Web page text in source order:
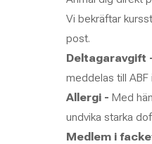
Vi bekräftar
post.
Deltagaravgift
meddelas till ABF
Allergi - Med
undvika starka
Medlem i